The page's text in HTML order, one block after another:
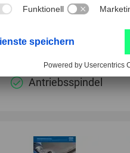
Entgraten
Antriebsspindel